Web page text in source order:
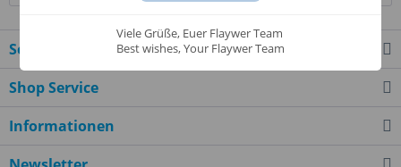
Service Hotline
Shop Service
Informationen
Viele Grüße, Euer Flaywer Team
Best wishes, Your Flaywer Team